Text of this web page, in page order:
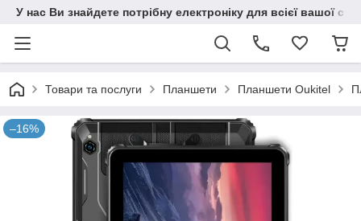
У нас Ви знайдете потрібну електроніку для всієї вашої
Товари та послуги Планшети Планшети Oukitel
–16%